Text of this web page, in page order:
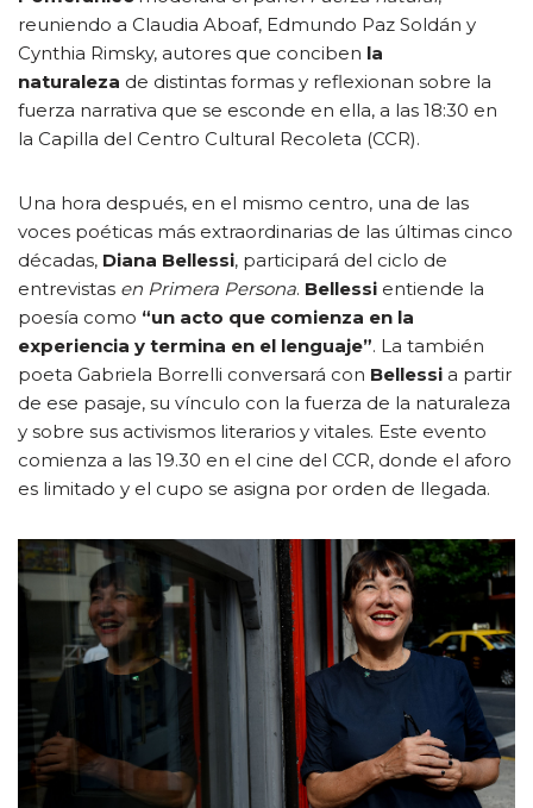
reuniendo a Claudia Aboaf, Edmundo Paz Soldán y
Cynthia Rimsky, autores que conciben la
naturaleza de distintas formas y reflexionan sobre la
fuerza narrativa que se esconde en ella, a las 18:30 en
la Capilla del Centro Cultural Recoleta (CCR).
Una hora después, en el mismo centro, una de las
voces poéticas más extraordinarias de las últimas cinco
décadas, Diana Bellessi, participará del ciclo de
entrevistas en Primera Persona. Bellessi entiende la
poesía como “un acto que comienza en la
experiencia y termina en el lenguaje”. La también
poeta Gabriela Borrelli conversará con Bellessi a partir
de ese pasaje, su vínculo con la fuerza de la naturaleza
y sobre sus activismos literarios y vitales. Este evento
comienza a las 19.30 en el cine del CCR, donde el aforo
es limitado y el cupo se asigna por orden de llegada.